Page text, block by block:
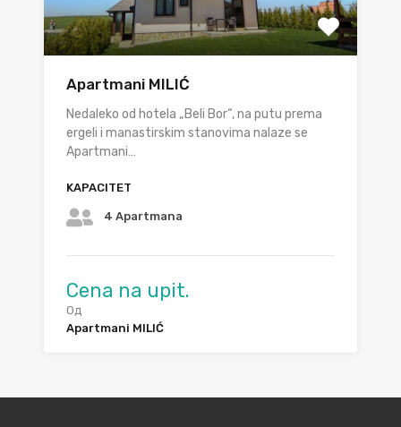
Apartmani MILIĆ
Nedaleko od hotela „Beli Bor“, na putu prema
ergeli i manastirskim stanovima nalaze se
Apartmani…
KAPACITET
4 Apartmana
Cena na upit.
Од
Apartmani MILIĆ